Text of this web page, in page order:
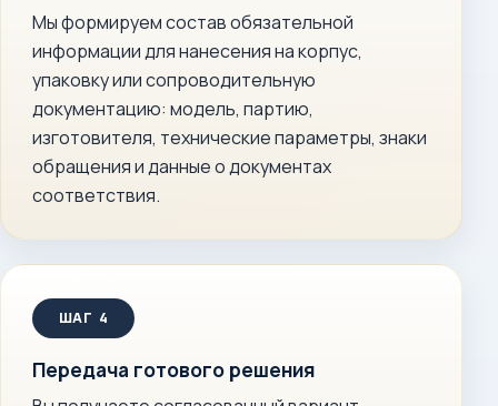
Мы формируем состав обязательной
информации для нанесения на корпус,
упаковку или сопроводительную
документацию: модель, партию,
изготовителя, технические параметры, знаки
обращения и данные о документах
соответствия.
Передача готового решения